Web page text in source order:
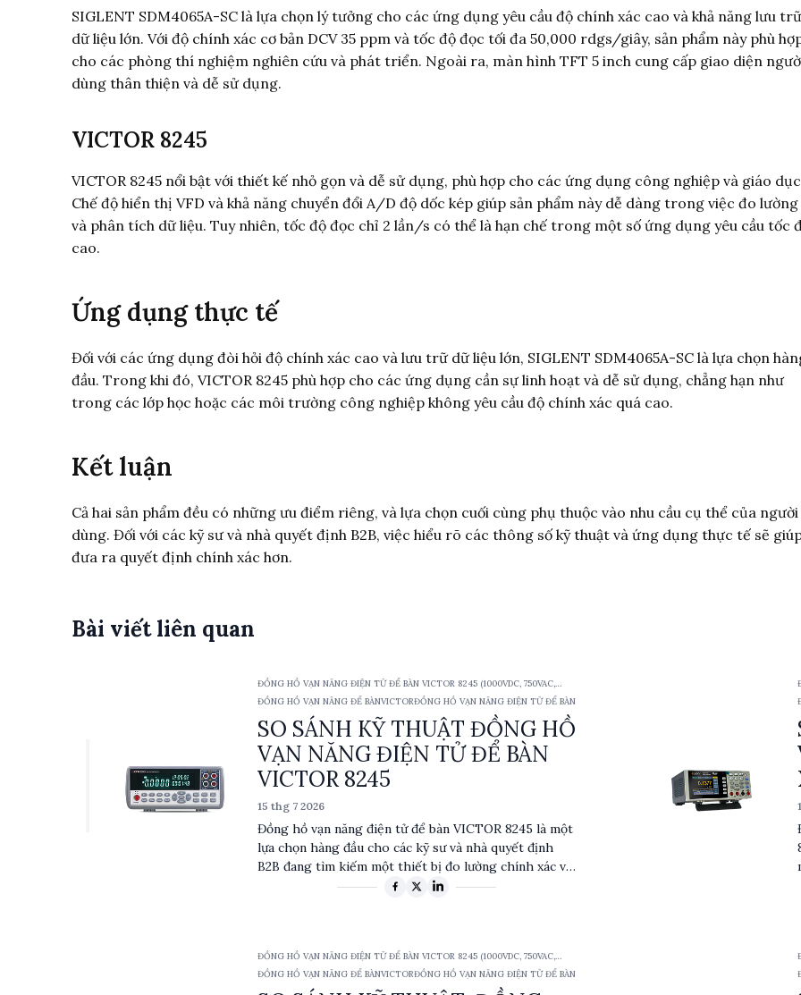
SIGLENT SDM4065A-SC là lựa chọn lý tưởng cho các ứng dụng yêu cầu độ chính xác cao và khả năng lưu trữ
dữ liệu lớn. Với độ chính xác cơ bản DCV 35 ppm và tốc độ đọc tối đa 50,000 rdgs/giây, sản phẩm này phù
cho các phòng thí nghiệm nghiên cứu và phát triển. Ngoài ra, màn hình TFT 5 inch cung cấp giao diện
dùng thân thiện và dễ sử dụng.
VICTOR 8245
VICTOR 8245 nổi bật với thiết kế nhỏ gọn và dễ sử dụng, phù hợp cho các ứng dụng công nghiệp và giáo
Chế độ hiển thị VFD và khả năng chuyển đổi A/D độ dốc kép giúp sản phẩm này dễ dàng trong việc đo lường
và phân tích dữ liệu. Tuy nhiên, tốc độ đọc chỉ 2 lần/s có thể là hạn chế trong một số ứng dụng yêu cầu tốc
cao.
Ứng dụng thực tế
Đối với các ứng dụng đòi hỏi độ chính xác cao và lưu trữ dữ liệu lớn, SIGLENT SDM4065A-SC là lựa chọn
đầu. Trong khi đó, VICTOR 8245 phù hợp cho các ứng dụng cần sự linh hoạt và dễ sử dụng, chẳng hạn như
trong các lớp học hoặc các môi trường công nghiệp không yêu cầu độ chính xác quá cao.
Kết luận
Cả hai sản phẩm đều có những ưu điểm riêng, và lựa chọn cuối cùng phụ thuộc vào nhu cầu cụ thể của người
dùng. Đối với các kỹ sư và nhà quyết định B2B, việc hiểu rõ các thông số kỹ thuật và ứng dụng thực tế sẽ
đưa ra quyết định chính xác hơn.
Bài viết liên quan
ĐỒNG HỒ VẠN NĂNG ĐIỆN TỬ ĐỂ BÀN VICTOR 8245 (1000VDC, 750VAC,
10ACA/DCA, TRMS)
ĐỒNG HỒ VẠN NĂNG ĐỂ BÀNVICTORĐỒNG HỒ VẠN NĂNG ĐIỆN TỬ ĐỂ BÀN
SO SÁNH KỸ THUẬT ĐỒNG HỒ
VẠN NĂNG ĐIỆN TỬ ĐỂ BÀN
VICTOR 8245
15 thg 7 2026
Đồng hồ vạn năng điện tử để bàn VICTOR 8245 là một
lựa chọn hàng đầu cho các kỹ sư và nhà quyết định
B2B đang tìm kiếm một thiết bị đo lường chính xác và
đáng tin cậy. Với khả năng đo lên đến 1000VDC và
VFD, đầu ra dữ liệu RS232 và khả năng lưu trữ dữ liệu,
giúp tối ưu hóa quá trình đo lường và phân tích dữ
ĐỒNG HỒ VẠN NĂNG ĐIỆN TỬ ĐỂ BÀN VICTOR 8245 (1000VDC, 750VAC,
10ACA/DCA, TRMS)
ĐỒNG HỒ VẠN NĂNG ĐỂ BÀNVICTORĐỒNG HỒ VẠN NĂNG ĐIỆN TỬ ĐỂ BÀN